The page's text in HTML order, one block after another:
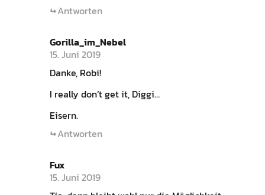
Antworten
Gorilla_im_Nebel
15. Juni 2019
Danke, Robi!
I really don‘t get it, Diggi…
Eisern.
Antworten
Fux
15. Juni 2019